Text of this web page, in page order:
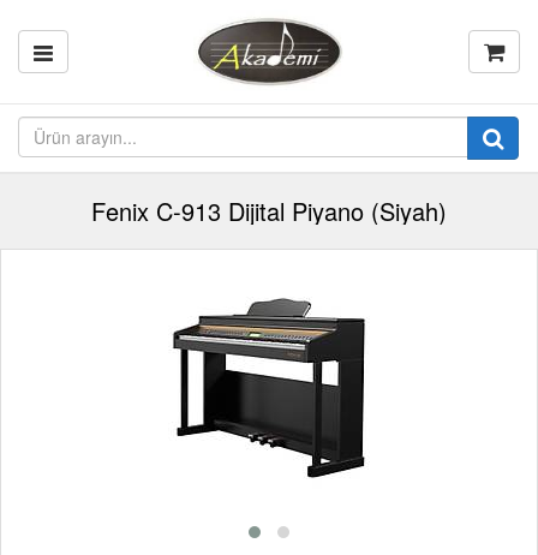
Fenix C-913 Dijital Piyano (Siyah)